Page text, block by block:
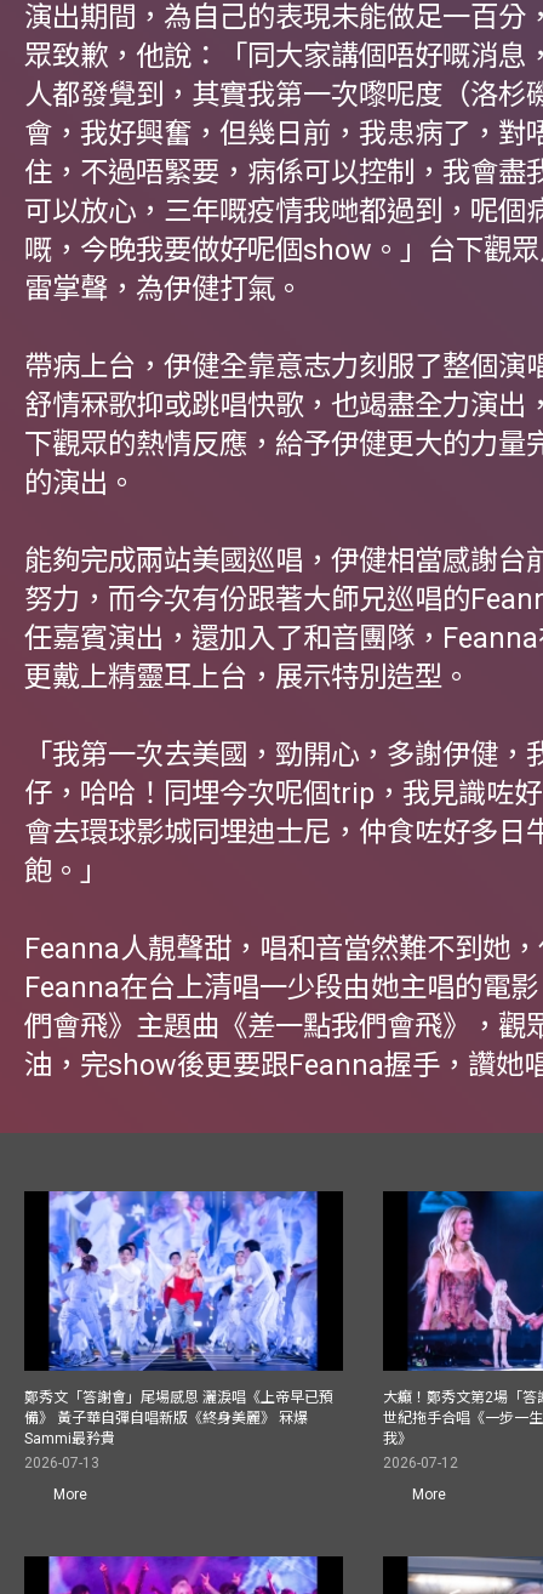
演出期間，為自己的表現未能做足一百分
眾致歉，他說：「同大家講個唔好嘅消息
人都發覺到，其實我第一次嚟呢度（洛杉
會，我好興奮，但幾日前，我患病了，對
住，不過唔緊要，病係可以控制，我會盡
可以放心，三年嘅疫情我哋都過到，呢個
嘅，今晚我要做好呢個show。」台下觀
雷掌聲，為伊健打氣。
帶病上台，伊健全靠意志力刻服了整個演
舒情冧歌抑或跳唱快歌，也竭盡全力演出
下觀眾的熱情反應，給予伊健更大的力量
的演出。
能夠完成兩站美國巡唱，伊健相當感謝台
努力，而今次有份跟著大師兄巡唱的
任嘉賓演出，還加入了和音團隊，
更戴上精靈耳上台，展示特別造型。
「我第一次去美國，勁開心，多謝伊健，
仔，哈哈！同埋今次呢個trip，我見識咗
會去環球影城同埋迪士尼，仲食咗好多日
飽。」
Feanna人靚聲甜，唱和音當然難不到她
Feanna在台上清唱一少段由她主唱的電
們會飛》主題曲《差一點我們會飛》，觀
油，完show後更要跟Feanna握手，讚她
鄭秀文「答謝會」尾場感恩 灑淚唱《上帝早已預
備》 黃子華自彈自唱新版《終身美麗》 冧爆
Sammi最矜貴
2026-07-13
More
大癲！鄭秀文第2場「
世紀拖手合唱《一步一
我》
2026-07-12
More